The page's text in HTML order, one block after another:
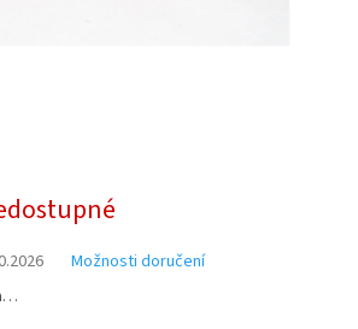
Možnosti doručení